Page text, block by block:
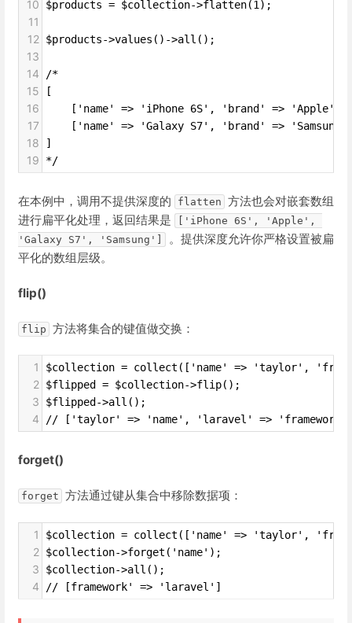
10 $products = $collection->flatten(1);
11
12 $products->values()->all();
13
14
/*
15 [
16
    ['name' => 'iPhone 6S', 'brand' => 'Apple'],
17
['name' => 'Galaxy S7', 'brand' =>
18 ]
19 */
在本例中，调用不提供深度的 flatten 方法也会对嵌套数组
进行扁平化处理，返回结果是
['iPhone 6S', 'Apple',
'Galaxy S7', 'Samsung']
。提供深度允许你严格设置被扁
平化的数组层级。
flip()
flip 方法将集合的键值做交换：
1 $collection = collect(['name' => 'taylor',
2 $flipped = $collection->flip();
3 $flipped->all();
4 // ['taylor' => 'name', 'laravel' =>
forget()
forget 方法通过键从集合中移除数据项：
1 $collection = collect(['name' => 'taylor',
2 $collection->forget('name');
3 $collection->all();
4 // [framework' => 'laravel']